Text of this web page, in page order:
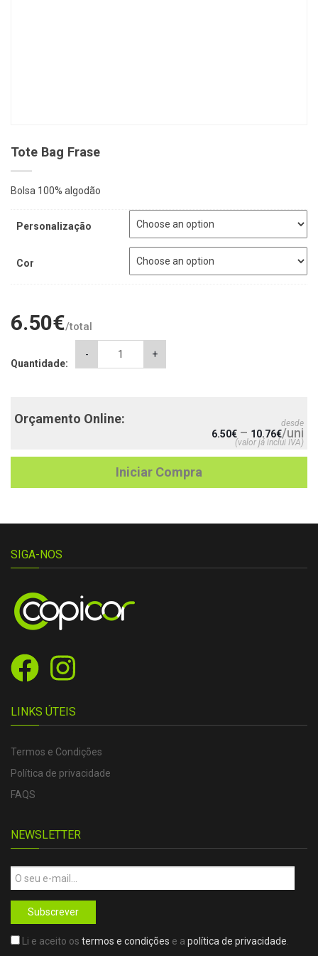
Tote Bag Frase
Bolsa 100% algodão
Personalização
Cor
6.50€/total
Quantidade:
- +
Orçamento Online: desde
6.50€ – 10.76€/uni
(valor já inclui IVA)
Iniciar Compra
SIGA-NOS
LINKS ÚTEIS
Termos e Condições
Política de privacidade
FAQS
NEWSLETTER
Subscrever
Li e aceito os termos e condições e a política de privacidade